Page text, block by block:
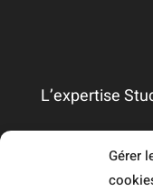
Gérer
L’expertise
Qui sommes-